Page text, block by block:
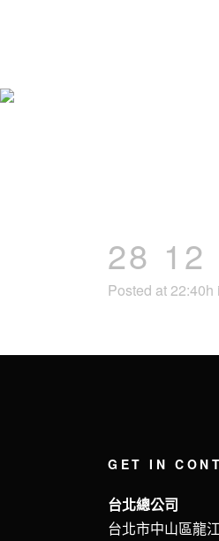
28 12
Posted at 22:40h
GET IN
台北總公司
台北市中山區龍